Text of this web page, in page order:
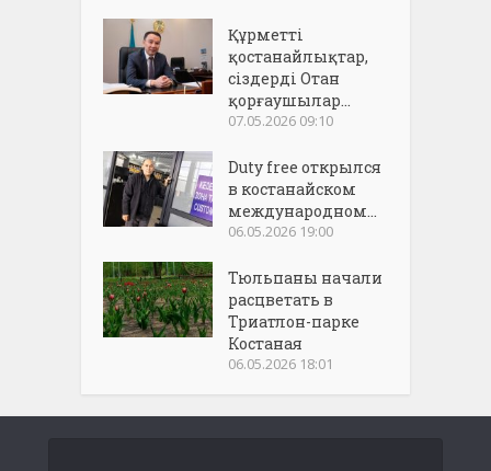
Құрметті
қостанайлықтар,
сіздерді Отан
қорғаушылар...
07.05.2026 09:10
Duty free открылся
в костанайском
международном...
06.05.2026 19:00
Тюльпаны начали
расцветать в
Триатлон-парке
Костаная
06.05.2026 18:01